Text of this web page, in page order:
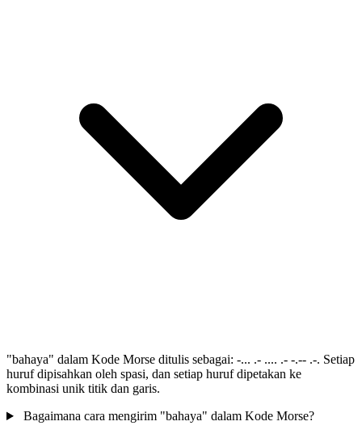
"bahaya" dalam Kode Morse ditulis sebagai: -... .- .... .- -.-- .-. Setiap
huruf dipisahkan oleh spasi, dan setiap huruf dipetakan ke
kombinasi unik titik dan garis.
Bagaimana cara mengirim "bahaya" dalam Kode Morse?